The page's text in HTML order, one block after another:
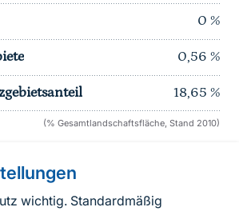
wichtig. Standardmäßig
0 %
0,56 %
18,65 %
(% Gesamtlandschaftsfläche, Stand 2010)
zur Seite